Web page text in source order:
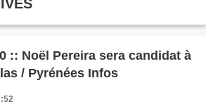
:: Noël Pereira sera candidat à
/ Pyrénées Infos